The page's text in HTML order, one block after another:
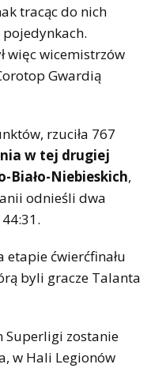
tracąc do nich
więc wicemistrzów
Gwardią
rzuciła 767
w tej drugiej
Biało-Niebieskich,
odnieśli dwa
etapie ćwierćfinału
byli gracze Talanta
Superligi zostanie
w Hali Legionów